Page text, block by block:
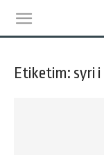
Etiketim: syri